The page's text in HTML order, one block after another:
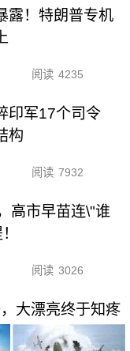
露！特朗普专机
阅读 4235
印军17个司令
构
阅读 7932
高市早苗连\"谁
阅读 3026
大漂亮终于知疼